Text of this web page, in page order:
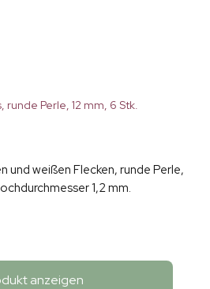
Perle, 12 mm, 6 Stk.
und weißen Flecken, runde Perle,
1,2 mm.
anzeigen